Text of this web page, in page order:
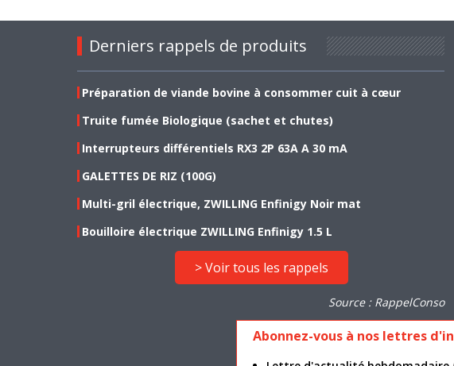
Derniers rappels de produits
Préparation de viande bovine à consommer cuit à cœur
Truite fumée Biologique (sachet et chutes)
Interrupteurs différentiels RX3 2P 63A A 30 mA
GALETTES DE RIZ (100G)
Multi-gril électrique, ZWILLING Enfinigy Noir mat
Bouilloire électrique ZWILLING Enfinigy 1.5 L
> Voir tous les rappels
Source : RappelConso
Abonnez-vous à nos lettres